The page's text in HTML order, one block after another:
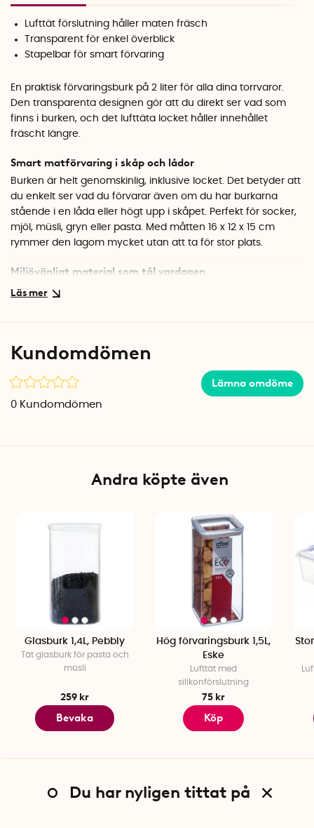
Lufttät förslutning håller maten fräsch
Transparent för enkel överblick
Stapelbar för smart förvaring
En praktisk förvaringsburk på 2 liter för alla dina torrvaror.
Den transparenta designen gör att du direkt ser vad som
finns i burken, och det lufttäta locket håller innehållet
fräscht längre.
Smart matförvaring i skåp och lådor
Burken är helt genomskinlig, inklusive locket. Det betyder att
du enkelt ser vad du förvarar även om du har burkarna
stående i en låda eller högt upp i skåpet. Perfekt för socker,
mjöl, müsli, gryn eller pasta. Med måtten 16 x 12 x 15 cm
rymmer den lagom mycket utan att ta för stor plats.
Miljövänligt material som tål vardagen
Burken är tillverkad av Ecozen biomassa, ett hållbart och
Specifikationer
Mått: 16 x 12 x 15 cm
Material: BPA-fri Ecozen biomassa
Kundomdömen
Lämna omdöme
0 Kundomdömen
Andra köpte även
Glasburk 1,4L, Pebbly
Tät glasburk för pasta och
müsli
259 kr
Bevaka
Hög förvaringsburk 1,5L,
Eske
Lufttät med
silikonförslutning
75 kr
Köp
Du har nyligen tittat på